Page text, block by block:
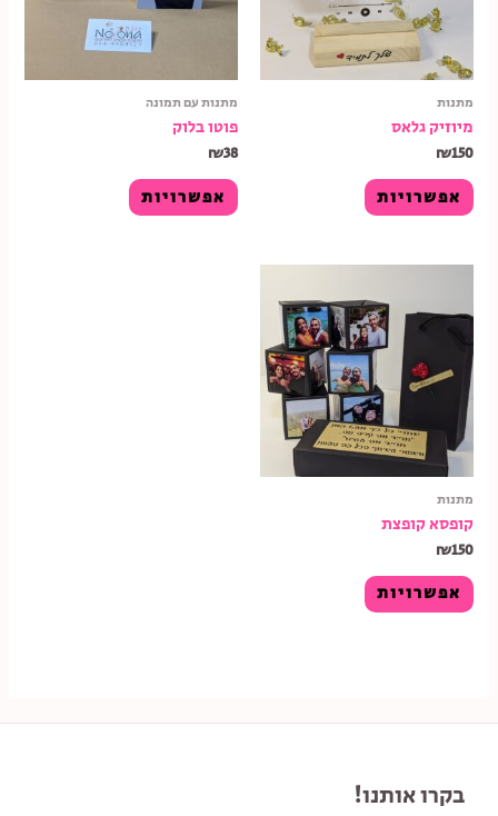
מתנות
מיוזיק גלאס
₪150
אפשרויות
מתנות עם תמונה
פוטו בלוק
₪38
אפשרויות
מתנות
קופסא קופצת
₪150
אפשרויות
בקרו אותנו!